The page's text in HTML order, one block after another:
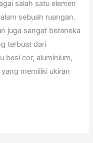
salah satu elemen
sebuah ruangan.
juga sangat beraneka
terbuat dari
besi cor, aluminium,
memiliki ukiran